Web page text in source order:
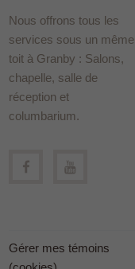
Nous offrons tous les
services sous un même
toit à Granby : Salons,
chapelle, salle de
réception et
columbarium.
Gérer mes témoins